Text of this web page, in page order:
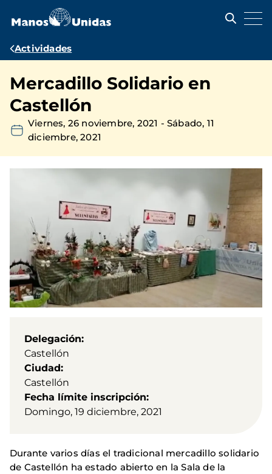
contenido
Ruta
navegación
Actividades
Mercadillo Solidario en
Castellón
Viernes, 26 noviembre, 2021 -Sábado, 11
diciembre, 2021
Delegación
Castellón
Ciudad
Castellón
Fecha límite inscripción
Domingo, 19 diciembre, 2021
Durante varios días el tradicional mercadillo solidario
de Castellón ha estado abierto en la Sala de la